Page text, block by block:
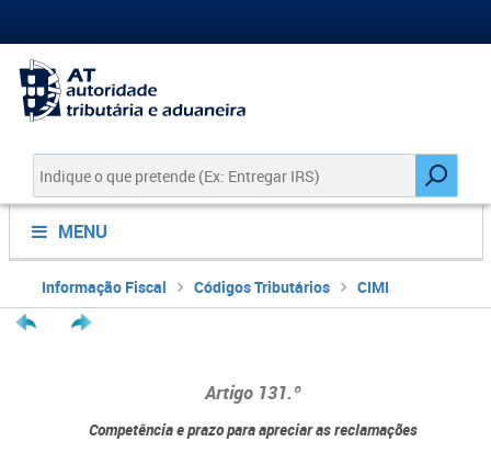
MENU
Informação Fiscal Códigos Tributários CIMI
Artigo 131.º
Competência e prazo para apreciar as reclamações